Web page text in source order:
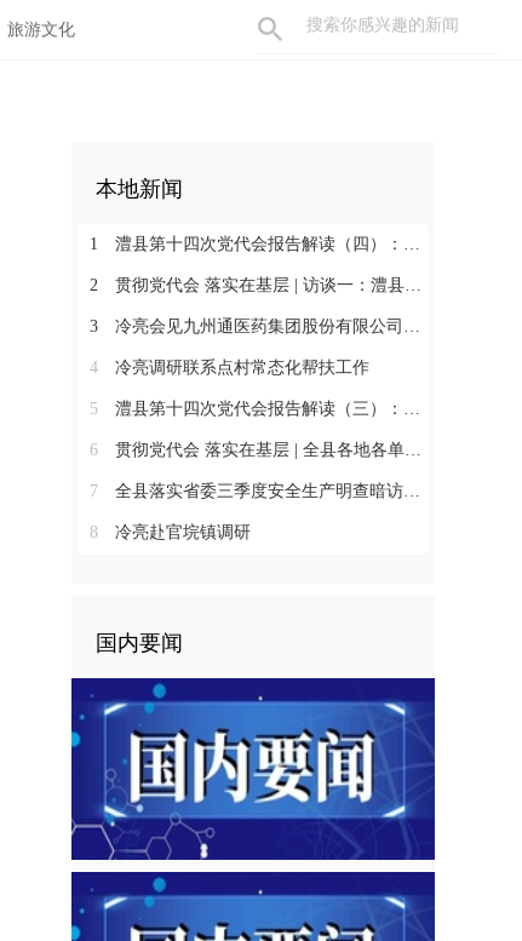
旅游文化
本地新闻
1 澧县第十四次党代会报告解读（四）：今后五年工作思路
2 贯彻党代会 落实在基层 | 访谈一：澧县交通运输局
3 冷亮会见九州通医药集团股份有限公司考察团
4 冷亮调研联系点村常态化帮扶工作
5 澧县第十四次党代会报告解读（三）：五年答卷（三）
6 贯彻党代会 落实在基层 | 全县各地各单位学习贯彻落实党代会精神（二）
7 全县落实省委三季度安全生产明查暗访发现问题隐患整改调度会召开
8 冷亮赴官垸镇调研
国内要闻